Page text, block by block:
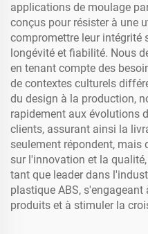
applications de moulage
conçus pour résister à une
compromettre leur intégrité
longévité et fiabilité. Nous
en tenant compte des
de contextes culturels
du design à la production,
rapidement aux évolutions
clients, assurant ainsi la
seulement répondent, mais
sur l'innovation et la
tant que leader dans
plastique ABS,
produits et à stimuler la